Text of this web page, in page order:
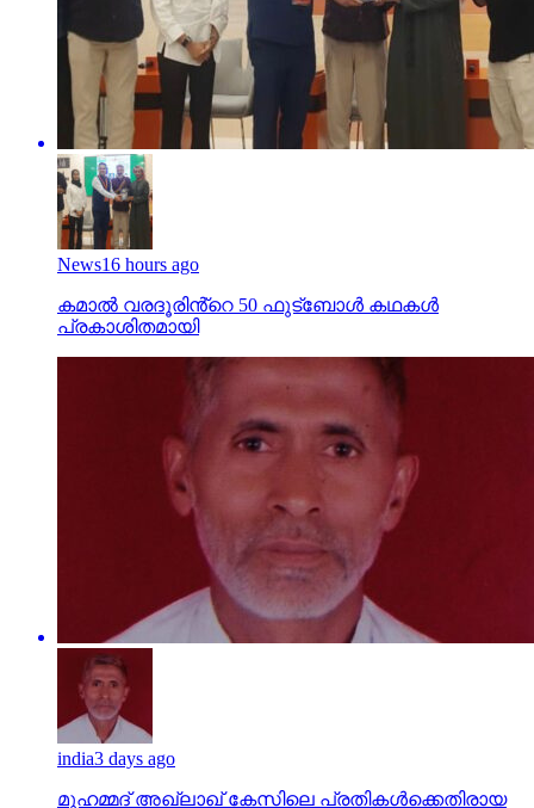
News16 hours ago
കമാൽ വരദൂരിൻ്റെ 50 ഫുട്ബോൾ കഥകൾ
പ്രകാശിതമായി
india3 days ago
മുഹമ്മദ് അഖ്‌ലാഖ് കേസിലെ പ്രതികള്‍ക്കെതിരായ